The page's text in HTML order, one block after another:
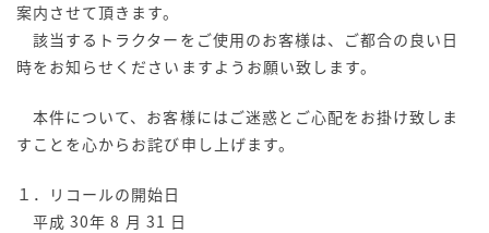
案内させて頂きます。
該当するトラクターをご使用のお客様は、ご都合の良い日
時をお知らせくださいますようお願い致します。
本件について、お客様にはご迷惑とご心配をお掛け致しま
すことを心からお詫び申し上げます。
１．リコールの開始日
平成 30年 8 月 31 日